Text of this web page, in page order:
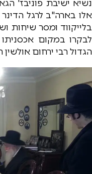
נשיא ישיבת פוניבז'
אלו בארה"ב לרגל
בלייקווד ומסר שיחות
לבקרו במקום
הגדול רבי ירחום